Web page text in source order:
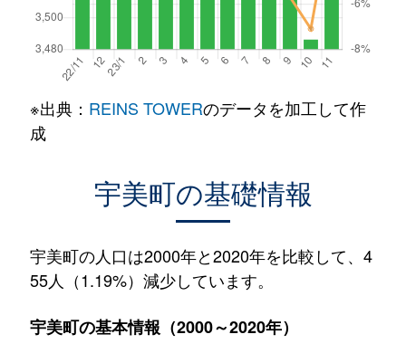
※出典： REINS TOWERのデータを加工して作
成
宇美町の基礎情報
宇美町の人口は2000年と2020年を比較して、4
55人（1.19%）減少しています。
宇美町の基本情報（2000～2020年）